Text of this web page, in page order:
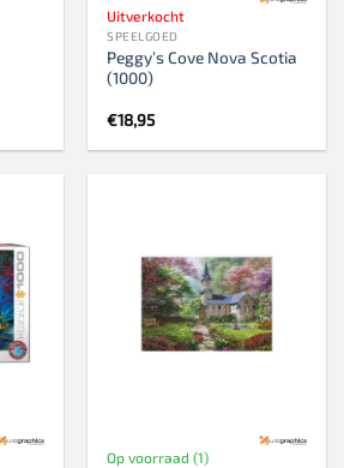
Uitverkocht
SPEELGOED
Peggy’s Cove Nova Scotia
(1000)
€18,95
Op voorraad (1)